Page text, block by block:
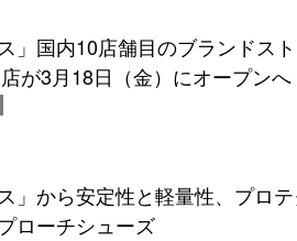
」国内10店舗目のブランドス
が3月18日（金）にオープンへ
」から安定性と軽量性、プロ
ローチシューズ